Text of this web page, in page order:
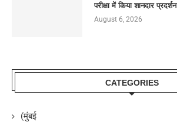
परीक्षा में किया शानदार प्रदर्शन
August 6, 2026
CATEGORIES
(मुंबई